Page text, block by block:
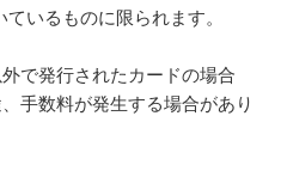
るものに限られます。
発行されたカードの場合
手数料が発生する場合があり